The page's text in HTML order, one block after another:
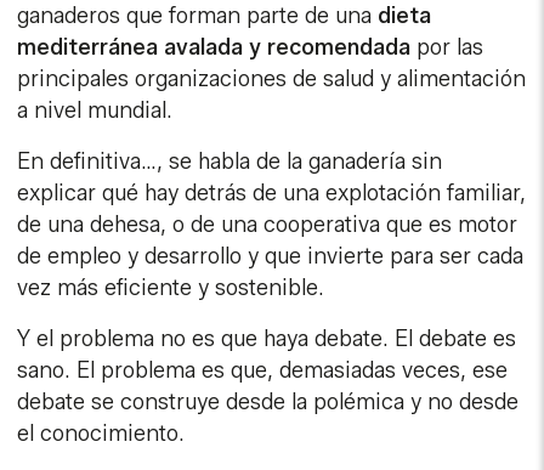
ganaderos que forman parte de una dieta
mediterránea avalada y recomendada por las
principales organizaciones de salud y alimentación
a nivel mundial.
En definitiva…, se habla de la ganadería sin
explicar qué hay detrás de una explotación familiar,
de una dehesa, o de una cooperativa que es motor
de empleo y desarrollo y que invierte para ser cada
vez más eficiente y sostenible.
Y el problema no es que haya debate. El debate es
sano. El problema es que, demasiadas veces, ese
debate se construye desde la polémica y no desde
el conocimiento.